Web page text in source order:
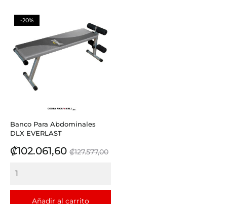
Banco Para Abdominales
DLX EVERLAST
Precio
₡102.061,60 Precio
₡127.577,00
Añadir al carrito
-20%